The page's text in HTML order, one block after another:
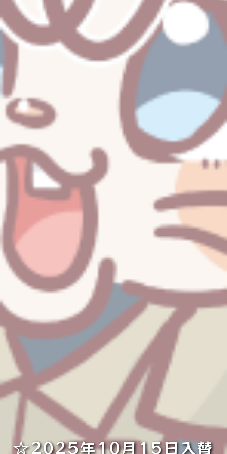
☆2025年10月15日入替